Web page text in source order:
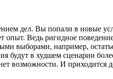
дел. Вы попали в новые
Ведь ригидное
выборами, например,
будут в худшем сценарии
возможности. И